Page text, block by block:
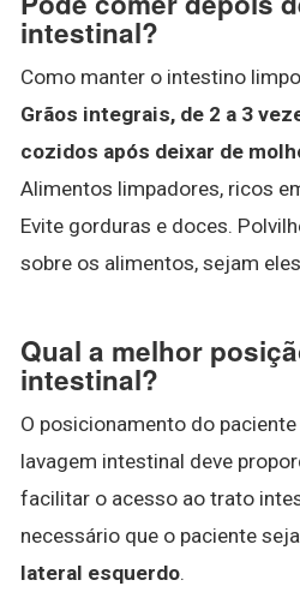
intestinal?
Como manter o intestino
Grãos integrais, de 2 a 3
cozidos após deixar de
Alimentos limpadores, ricos
Evite gorduras e doces.
sobre os alimentos, sejam
Qual a melhor
intestinal?
O posicionamento do
lavagem intestinal deve
facilitar o acesso ao trato
necessário que o paciente
lateral esquerdo.